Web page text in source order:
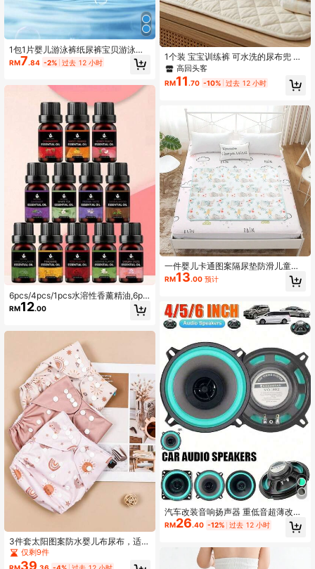
1包1片婴儿游泳裤纸尿裤宝贝游泳穿
一次性纸尿裤M、L、XL、XXL、XXX
L码
RM7.84 -2% 过去 12 小时
6pcs/4pcs/1pcs水溶性香薰精油,6pc
s精油礼盒装,10ml水溶性香薰精油,天
然香薰油扩散器,石头加湿器车载香薰
草，玫瑰，檀香，香薰精油,情人节礼
RM12.00
3件套太阳图案防水婴儿布尿布，适合
新生儿派对、家庭装饰和礼物
仅剩9件
39
1个装 宝宝训练裤 可水洗的尿布兜 宝
宝学习戒尿裤 婴儿布尿裤 透气尿裤兜
（花色随机发）‌训练裤用于过渡辅
助‌：通过比纸尿裤更弱的吸水性，让
厕需求 介于纸尿裤和普通内裤之间 不
能替代纸尿裤
高回头客
RM11.70 -10% 过去 12 小时
一件婴儿卡通图案隔尿垫防滑儿童水
洗宝宝夏季防水可洗月经姨妈垫大尺
寸生理期适合多场景皆可用
RM13.00 预计
汽车改装音响扬声器 重低音超薄改装
喇叭 6/5/4英寸 600W 两分频全频汽
车音响扬声器
RM26.40 -12% 过去 12 小时